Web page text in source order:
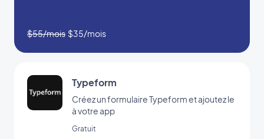
Typeform
Créez un formulaire Typeform et ajoutez le
à votre app
Gratuit
$55/mois $35/mois